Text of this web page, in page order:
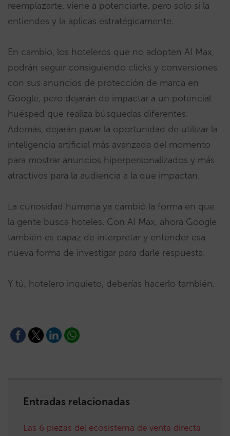
reemplazarte, viene a potenciarte, pero solo si la
entiendes y la aplicas estratégicamente.
En cambio, los hoteleros que no adopten AI Max,
podrán seguir consiguiendo clicks y conversiones
con sus anuncios de protección de marca en
Google, pero dejarán de impactar a un potencial
huésped que realiza búsquedas diferentes.
Además, dejarán pasar la oportunidad de utilizar la
inteligencia artificial más avanzada del momento
para mostrar anuncios hiperpersonalizados y más
atractivos para la audiencia a la que impactan.
La curiosidad humana ya cambió la forma en que
la gente busca hoteles. Con AI Max, ahora Google
también es capaz de interpretar y entender esa
nueva forma de investigar para darle respuesta.
Y tú, hotelero inquieto, deberías hacerlo también.
Entradas relacionadas
Las 6 piezas del ecosistema de venta directa